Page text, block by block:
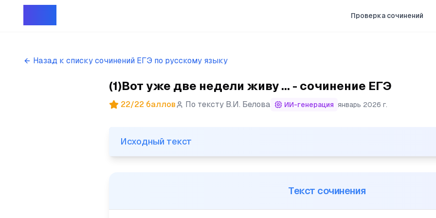
Проверка сочинений
Назад к списку сочинений ЕГЭ по русскому языку
(1)Вот уже две недели живу ... - сочинение ЕГЭ
22/22 баллов По тексту В.И. Белова ИИ-генерация январь 2026 г.
(1)Вот уже две недели живу я в родной деревне, где не был много лет. (2)Всё
Исходный текст
Текст сочинения